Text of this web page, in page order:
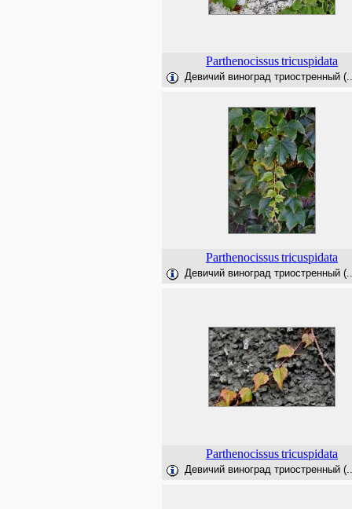
Parthenocissustricuspidata
Девичий виноград триостренный
Parthenocissustricuspidata
Девичий виноград триостренный
Parthenocissustricuspidata
Девичий виноград триостренный